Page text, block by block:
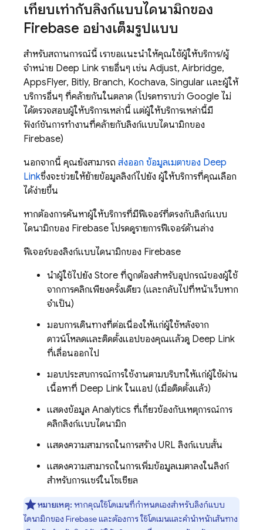
เทียบเท่ากับลิงก์แบบไดนามิกของ
Firebase อย่างเต็มรูปแบบ
สำหรับสถานการณ์นี้ เราขอแนะนำให้คุณใช้ผู้ให้บริการ/ผู้
จำหน่าย Deep Link รายอื่นๆ เช่น Adjust, Airbridge,
AppsFlyer, Bitly, Branch, Kochava, Singular และผู้ให้
บริการอื่นๆ ที่คล้ายกันในตลาด (โปรดทราบว่า Google ไม่
ได้ตรวจสอบผู้ให้บริการเหล่านี้ แต่ผู้ให้บริการเหล่านี้มี
ฟังก์ชันการทำงานที่คล้ายกับลิงก์แบบไดนามิกของ
Firebase)
นอกจากนี้ คุณยังสามารถ ส่งออก ข้อมูลเมตาของ Deep
Linkซึ่งจะช่วยให้ย้ายข้อมูลลิงก์ไปยัง ผู้ให้บริการที่คุณเลือก
ได้ง่ายขึ้น
หากต้องการค้นหาผู้ให้บริการที่มีฟีเจอร์ที่ตรงกับลิงก์แบบ
ไดนามิกของ Firebase โปรดดูรายการฟีเจอร์ด้านล่าง
ฟีเจอร์ของลิงก์แบบไดนามิกของ Firebase
นำผู้ใช้ไปยัง Store ที่ถูกต้องสำหรับอุปกรณ์ของผู้ใช้
จากการคลิกเพียงครั้งเดียว (และกลับไปที่หน้าเว็บหาก
จำเป็น)
มอบการเดินทางที่ต่อเนื่องให้แก่ผู้ใช้หลังจาก
ดาวน์โหลดและติดตั้งแอปของคุณแล้วดู Deep Link
ที่เลื่อนออกไป
มอบประสบการณ์การใช้งานตามบริบทให้แก่ผู้ใช้ผ่าน
เนื้อหาที่ Deep Link ในแอป (เมื่อติดตั้งแล้ว)
แสดงข้อมูล Analytics ที่เกี่ยวข้องกับเหตุการณ์การ
คลิกลิงก์แบบไดนามิก
แสดงความสามารถในการสร้าง URL ลิงก์แบบสั้น
แสดงความสามารถในการเพิ่มข้อมูลเมตาลงในลิงก์
สำหรับการแชร์ในโซเชียล
หมายเหตุ: หากคุณใช้โดเมนที่กำหนดเองสำหรับลิงก์แบบ
ไดนามิกของ Firebase และต้องการ ใช้โดเมนและคำนำหน้าเส้นทาง